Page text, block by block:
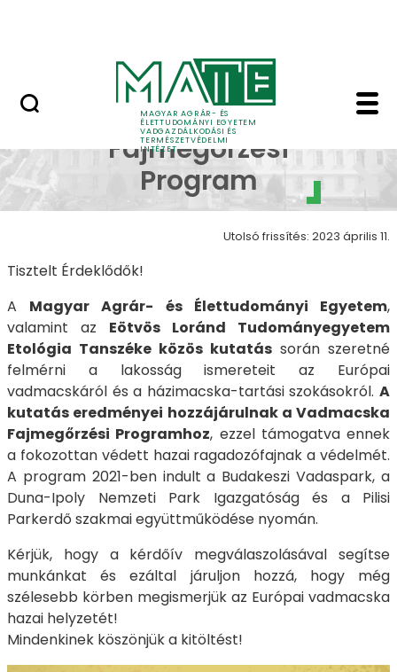
MAGYAR AGRÁR- ÉS
ÉLETTUDOMÁNYI EGYETEM
VADGAZDÁLKODÁSI ÉS
TERMÉSZETVÉDELMI
INTÉZET
Vadmacska
Vadmacska
Fajmegőrzési
Program
Utolsó frissítés: 2023 április 11.
Tisztelt Érdeklődők!
A Magyar Agrár- és Élettudományi Egyetem,
valamint az Eötvös Loránd Tudományegyetem
Etológia Tanszéke közös kutatás során szeretné
felmérni a lakosság ismereteit az Európai
vadmacskáról és a házimacska-tartási szokásokról. A
kutatás eredményei hozzájárulnak a Vadmacska
Fajmegőrzési Programhoz, ezzel támogatva ennek
a fokozottan védett hazai ragadozófajnak a védelmét.
A program 2021-ben indult a Budakeszi Vadaspark, a
Duna-Ipoly Nemzeti Park Igazgatóság és a Pilisi
Parkerdő szakmai együttműködése nyomán.
Kérjük, hogy a kérdőív megválaszolásával segítse
munkánkat és ezáltal járuljon hozzá, hogy még
szélesebb körben megismerjük az Európai vadmacska
hazai helyzetét!
Mindenkinek köszönjük a kitöltést!